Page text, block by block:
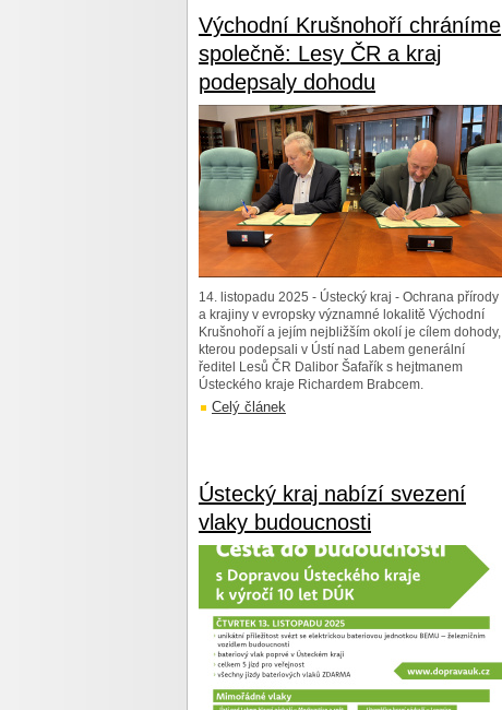
Východní Krušnohoří chráníme
společně: Lesy ČR a kraj
podepsaly dohodu
14. listopadu 2025 - Ústecký kraj - Ochrana přírody
a krajiny v evropsky významné lokalitě Východní
Krušnohoří a jejím nejbližším okolí je cílem dohody,
kterou podepsali v Ústí nad Labem generální
ředitel Lesů ČR Dalibor Šafařík s hejtmanem
Ústeckého kraje Richardem Brabcem.
Celý článek
Ústecký kraj nabízí svezení
vlaky budoucnosti